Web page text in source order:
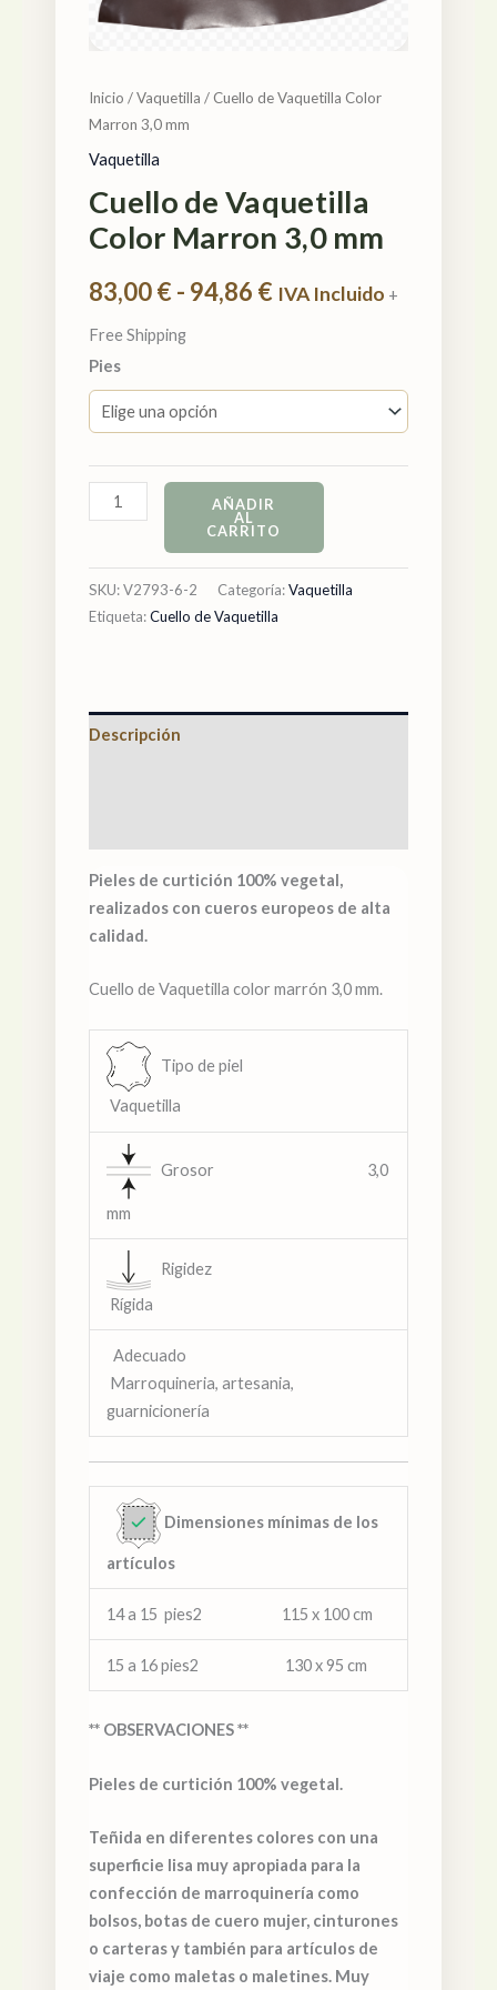
Inicio /Vaquetilla / Cuello de Vaquetilla Color
Marron 3,0 mm
Vaquetilla
Cuello de Vaquetilla
Color Marron 3,0 mm
83,00€- 94,86 €
hasta
IVA Incluido +
Free Shipping
Pies
AÑADIR
AL
CARRITO
SKU:V2793-6-2 Categoría:Vaquetilla
Etiqueta:Cuello de Vaquetilla
Descripción
Pieles de curtición 100% vegetal,
realizados con cueros europeos de alta
calidad.
Cuello de Vaquetilla color marrón 3,0 mm.
Tipo de piel
Vaquetilla
Grosor 3,0
mm
Rigidez
Rígida
Adecuado
Marroquineria, artesania,
guarnicionería
Dimensiones mínimas de los
artículos
14 a 15 pies2 115 x 100 cm
15 a 16 pies2 130 x 95 cm
** OBSERVACIONES **
Pieles de curtición 100% vegetal.
Teñida en diferentes colores con una
superficie lisa muy apropiada para la
confección de marroquinería como
bolsos, botas de cuero mujer, cinturones
o carteras y también para artículos de
viaje como maletas o maletines. Muy